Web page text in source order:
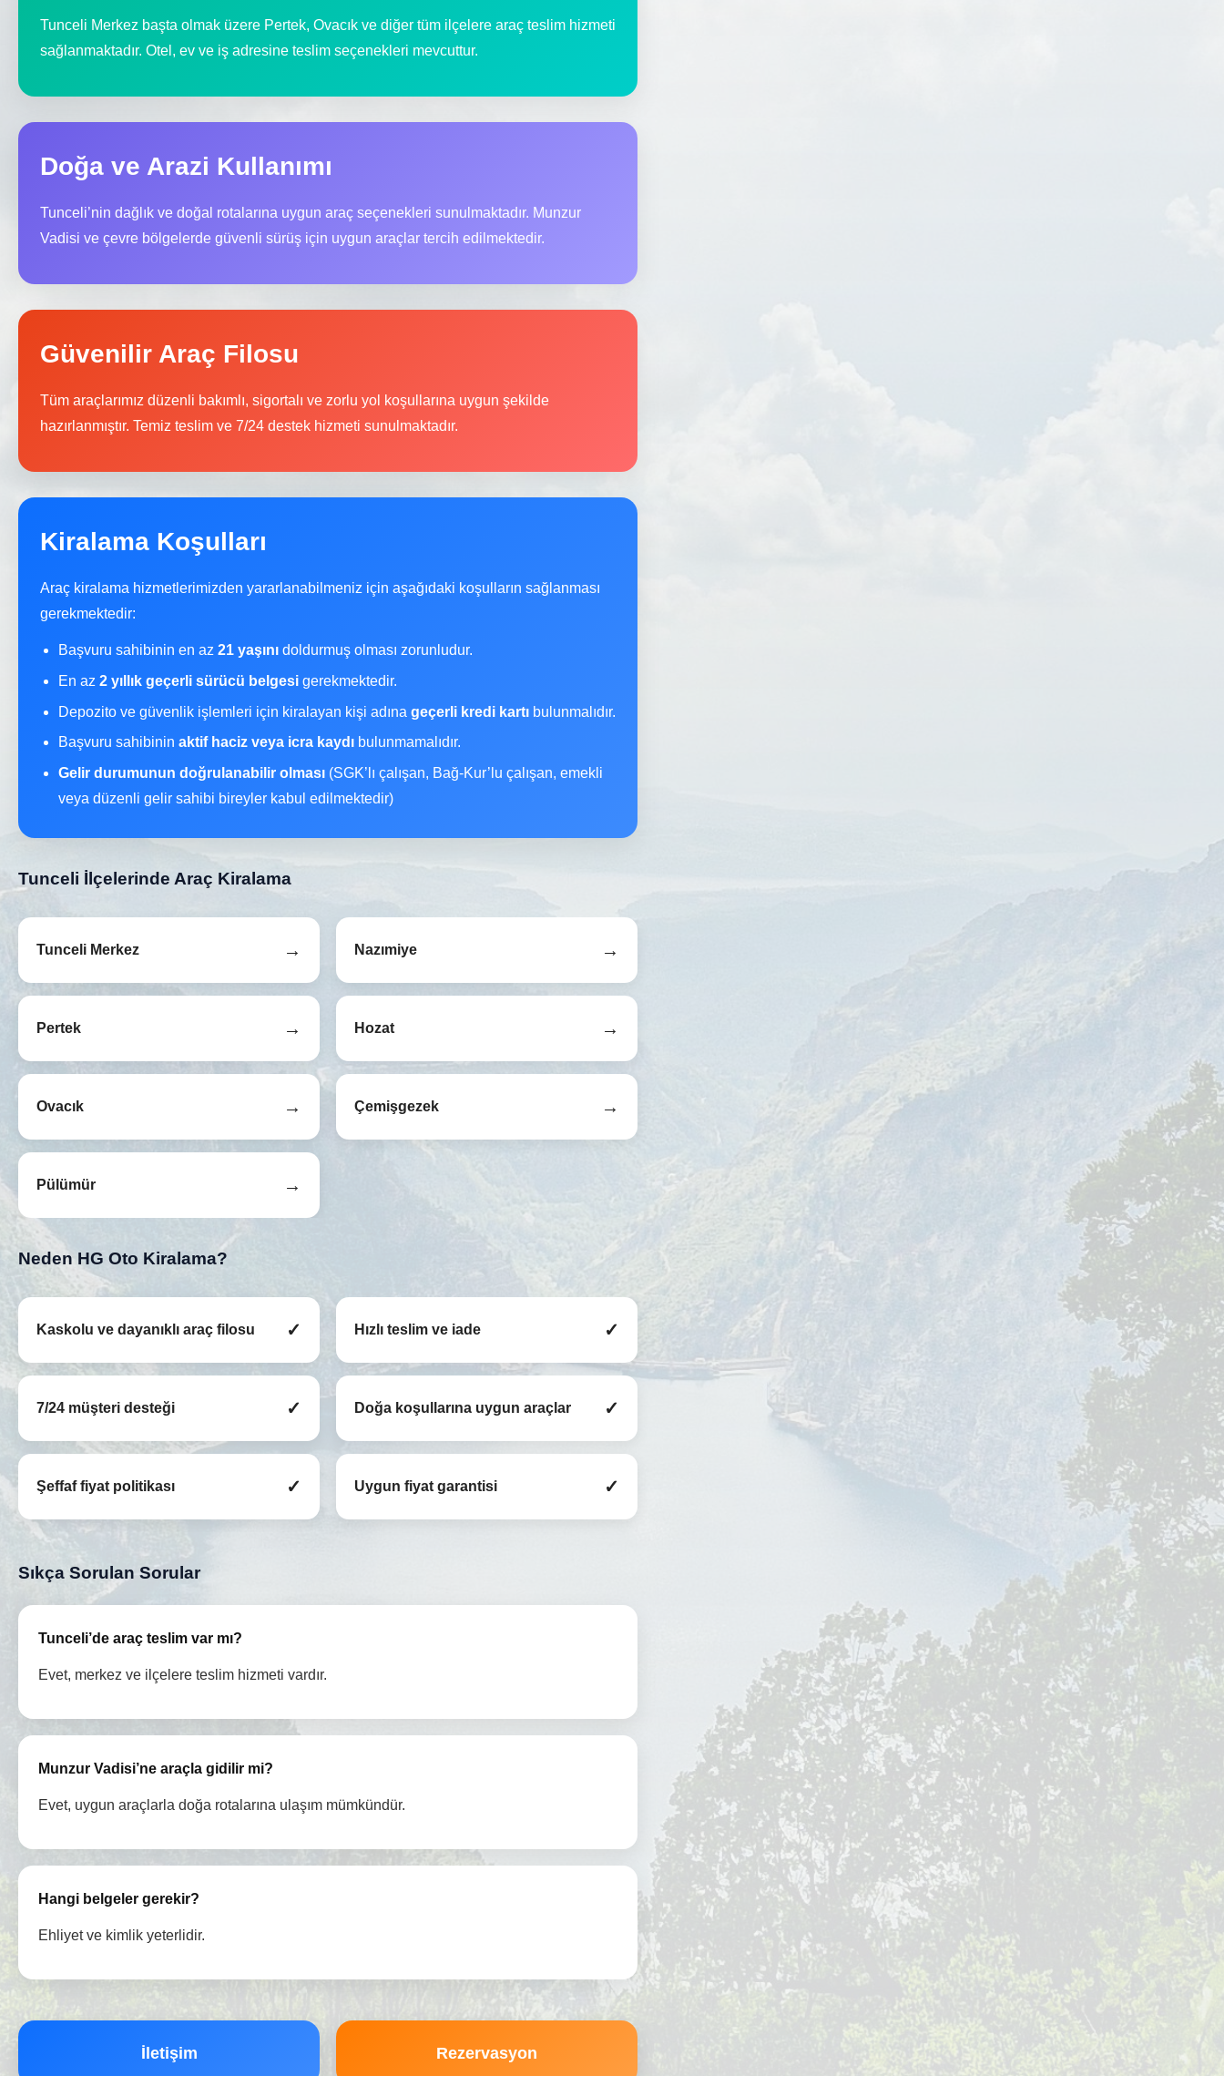
Tunceli Merkez başta olmak üzere Pertek, Ovacık ve diğer tüm ilçelere araç teslim hizmeti
sağlanmaktadır. Otel, ev ve iş adresine teslim seçenekleri mevcuttur.
Doğa ve Arazi Kullanımı
Tunceli’nin dağlık ve doğal rotalarına uygun araç seçenekleri sunulmaktadır. Munzur
Vadisi ve çevre bölgelerde güvenli sürüş için uygun araçlar tercih edilmektedir.
Güvenilir Araç Filosu
Tüm araçlarımız düzenli bakımlı, sigortalı ve zorlu yol koşullarına uygun şekilde
hazırlanmıştır. Temiz teslim ve 7/24 destek hizmeti sunulmaktadır.
Kiralama Koşulları
Araç kiralama hizmetlerimizden yararlanabilmeniz için aşağıdaki koşulların sağlanması
gerekmektedir:
Başvuru sahibinin en az 21 yaşını doldurmuş olması zorunludur.
En az 2 yıllık geçerli sürücü belgesi gerekmektedir.
Depozito ve güvenlik işlemleri için kiralayan kişi adına geçerli kredi kartı bulunmalıdır.
Başvuru sahibinin aktif haciz veya icra kaydı bulunmamalıdır.
Gelir durumunun doğrulanabilir olması (SGK’lı çalışan, Bağ-Kur’lu çalışan, emekli
veya düzenli gelir sahibi bireyler kabul edilmektedir)
Tunceli İlçelerinde Araç Kiralama
Tunceli Merkez →
Pertek →
Ovacık →
Pülümür →
Nazımiye →
Hozat →
Çemişgezek →
Neden HG Oto Kiralama?
Kaskolu ve dayanıklı araç filosu ✓
7/24 müşteri desteği ✓
Şeffaf fiyat politikası ✓
Hızlı teslim ve iade ✓
Doğa koşullarına uygun araçlar ✓
Uygun fiyat garantisi ✓
Sıkça Sorulan Sorular
Tunceli’de araç teslim var mı?
Evet, merkez ve ilçelere teslim hizmeti vardır.
Munzur Vadisi’ne araçla gidilir mi?
Evet, uygun araçlarla doğa rotalarına ulaşım mümkündür.
Hangi belgeler gerekir?
Ehliyet ve kimlik yeterlidir.
İletişim Rezervasyon